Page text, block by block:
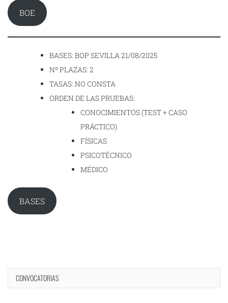
BOE
BASES: BOP SEVILLA 21/08/2025
Nº PLAZAS: 2
TASAS: NO CONSTA
ORDEN DE LAS PRUEBAS:
CONOCIMIENTOS (TEST + CASO
PRÁCTICO)
FÍSICAS
PSICOTÉCNICO
MÉDICO
BASES
CONVOCATORIAS